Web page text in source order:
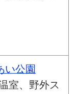
い公園
室、野外ス